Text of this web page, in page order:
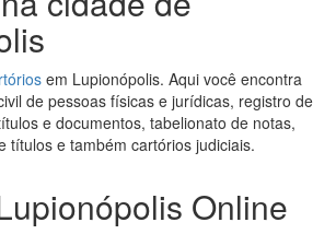
em Lupionópolis. Aqui você encontra
de pessoas físicas e jurídicas, registro de
e documentos, tabelionato de notas,
títulos e também cartórios judiciais.
Online